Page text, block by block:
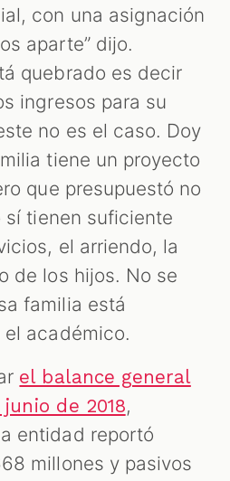
con una asignación
aparte” dijo.
quebrado es decir
ingresos para su
no es el caso. Doy
tiene un proyecto
que presupuestó no
sí tienen suficiente
el arriendo, la
de los hijos. No se
familia está
el académico.
el balance general
de 2018,
entidad reportó
millones y pasivos